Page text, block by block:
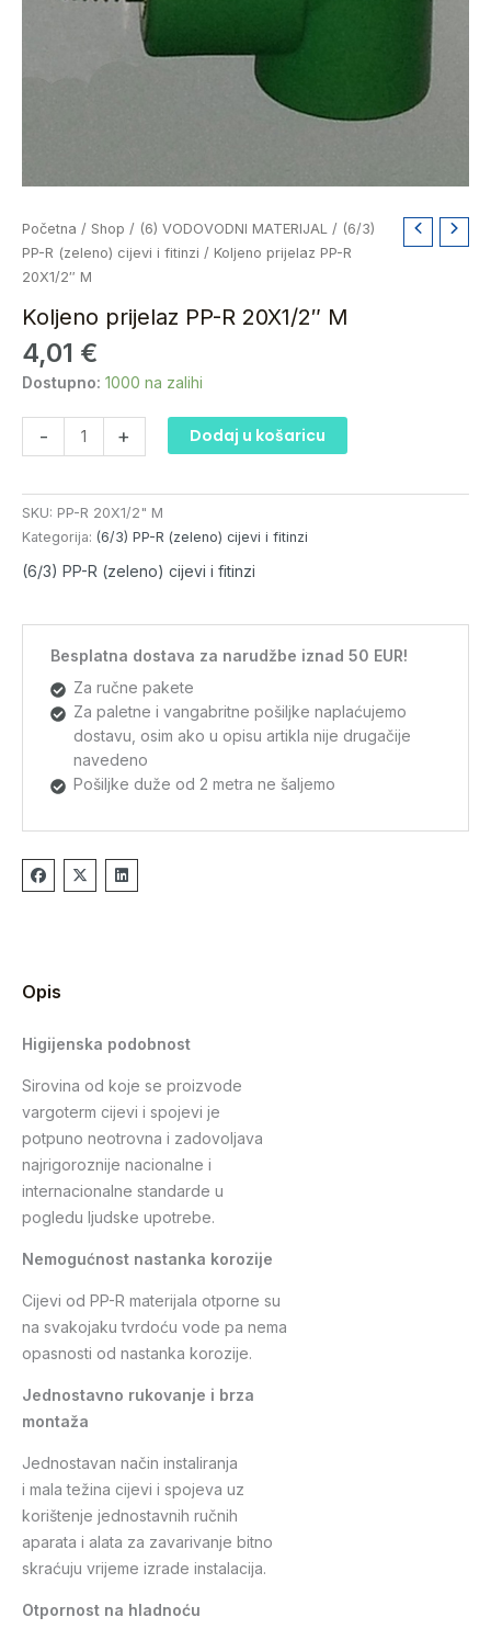
Početna / Shop / (6) VODOVODNI MATERIJAL / (6/3)
PP-R (zeleno) cijevi i fitinzi / Koljeno prijelaz PP-R
20X1/2″ M
Koljeno prijelaz PP-R 20X1/2″ M
4,01 €
Dostupno: 1000 na zalihi
-
Koljeno
prijelaz
PP-
20X1/2"
M
količina
+ Dodaj u košaricu
SKU: PP-R 20X1/2" M
Kategorija: (6/3) PP-R (zeleno) cijevi i fitinzi
(6/3) PP-R (zeleno) cijevi i fitinzi
Besplatna dostava za narudžbe iznad 50 EUR!
Za ručne pakete
Za paletne i vangabritne pošiljke naplaćujemo
dostavu, osim ako u opisu artikla nije drugačije
navedeno
Pošiljke duže od 2 metra ne šaljemo
Opis
Higijenska podobnost
Sirovina od koje se proizvode
vargoterm cijevi i spojevi je
potpuno neotrovna i zadovoljava
najrigoroznije nacionalne i
internacionalne standarde u
pogledu ljudske upotrebe.
Nemogućnost nastanka korozije
Cijevi od PP-R materijala otporne su
na svakojaku tvrdoću vode pa nema
opasnosti od nastanka korozije.
Jednostavno rukovanje i brza
montaža
Jednostavan način instaliranja
i mala težina cijevi i spojeva uz
korištenje jednostavnih ručnih
aparata i alata za zavarivanje bitno
skraćuju vrijeme izrade instalacija.
Otpornost na hladnoću